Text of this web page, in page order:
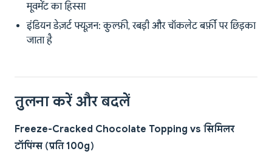
मूवमेंट का हिस्सा
इंडियन डेज़र्ट फ्यूज़न: कुल्फ़ी, रबड़ी और चॉकलेट बर्फ़ी पर छिड़का
जाता है
तुलना करें और बदलें
Freeze-Cracked Chocolate Topping vs सिमिलर
टॉपिंग्स (प्रति 100g)